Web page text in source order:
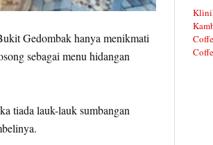
Gedombak hanya menikmati
sebagai menu hidangan
tiada lauk-lauk sumbangan